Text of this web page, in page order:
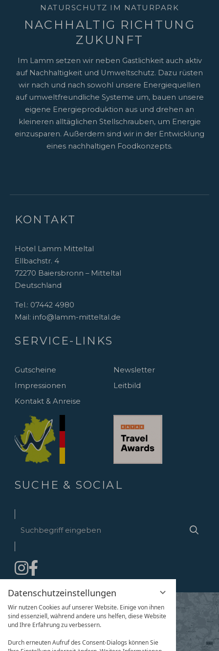
Datenschutzeinstellungen
Wir nutzen Cookies auf unserer Website. Einige von ihnen
sind essenziell, während andere uns helfen, diese Website
und Ihre Erfahrung zu verbessern.
Durch erneuten Aufruf des Consent-Dialogs können Sie
NATURSCHUTZ IM NATURPARK
NACHHALTIG RICHTUNG
ZUKUNFT
Im Lamm setzen wir neben Gastlichkeit auch aktiv
auf Nachhaltigkeit und Umweltschutz. Dazu rüsten
wir nach und nach sowohl unsere Energiequellen
auf umweltfreundliche Systeme um, bauen unsere
eigene Energieproduktion aus und drehen an
kleineren alltäglichen Stellschrauben, um Energie
einzusparen. Außerdem sind wir in der Entwicklung
eines nachhaltigen Foodkonzepts.
KONTAKT
Hotel Lamm Mitteltal
Ellbachstr. 4
72270 Baiersbronn – Mitteltal
Deutschland
Tel.: 07442 4980
Mail: info@lamm-mitteltal.de
SERVICE-LINKS
Gutscheine
Impressionen
Kontakt & Anreise
Newsletter
Leitbild
SUCHE & SOCIAL
Suchbegriff